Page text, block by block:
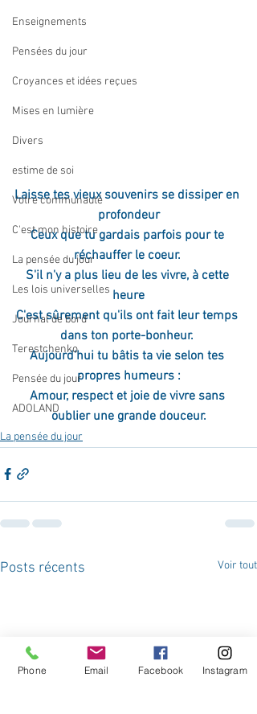
Enseignements
Pensées du jour
Croyances et idées reçues
Mises en lumière
Divers
estime de soi
Votre communauté
C'est mon histoire
La pensée du jour
Les lois universelles
Journal de bord
Terestchenko
Pensée du jour
ADOLAND
Laisse tes vieux souvenirs se dissiper en
profondeur
Ceux que tu gardais parfois pour te
réchauffer le coeur.
S'il n'y a plus lieu de les vivre, à cette
heure
C'est sûrement qu'ils ont fait leur temps
dans ton porte-bonheur.
Aujourd'hui tu bâtis ta vie selon tes
propres humeurs :
Amour, respect et joie de vivre sans
oublier une grande douceur.
La pensée du jour
Posts récents Voir tout
Phone Email Facebook Instagram